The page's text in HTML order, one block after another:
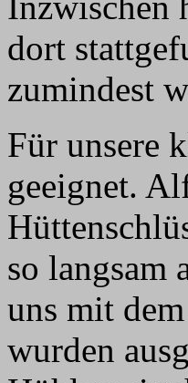
dort
zumindest
Für unsere
geeignet.
so langsam
uns mit
wurden